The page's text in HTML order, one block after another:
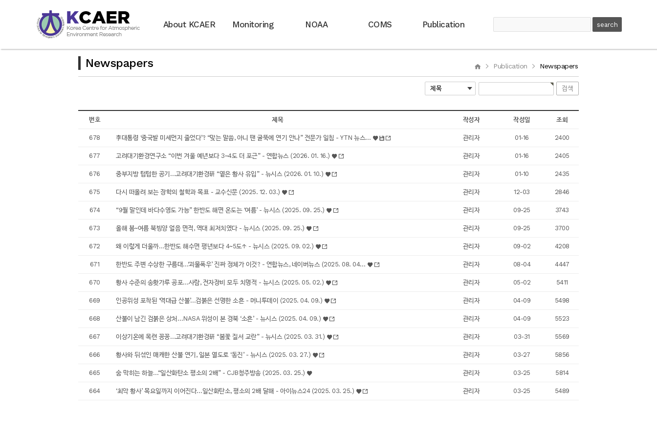
About KCAER Monitoring NOAA COMS Publication
Newspapers Publication Newspapers
번호 제목 작성자 작성일 조회
678 李대통령 ‘중국발 미세먼지 줄었다’? “맞는 말씀, 아니 땐 굴뚝에 연기 안나” 전문가 일침 - YTN 뉴스… 관리자 01-16 2400
677 고려대기환경연구소 “이번 겨울 예년보다 3~4도 더 포근” - 연합뉴스 (2026. 01. 16.) 관리자 01-16 2405
676 중부지방 텁텁한 공기…고려대기환경硏 “옅은 황사 유입” - 뉴시스 (2026. 01. 10.) 관리자 01-10 2435
675 다시 떠올려 보는 장학의 철학과 목표 - 교수신문 (2025. 12. 03.) 관리자 12-03 2846
674 “9월 말인데 바다수영도 가능” 한반도 해면 온도는 ‘여름’ - 뉴시스 (2025. 09. 25.) 관리자 09-25 3743
673 올해 봄~여름 북빙양 얼음 면적, 역대 최저치였다 - 뉴시스 (2025. 09. 25.) 관리자 09-25 3700
672 왜 이렇게 더울까…한반도 해수면 평년보다 4~5도↑ - 뉴시스 (2025. 09. 02.) 관리자 09-02 4208
671 한반도 주변 수상한 구름대…‘괴물폭우’ 진짜 정체가 이것? - 연합뉴스, 네이버뉴스 (2025. 08. 04… 관리자 08-04 4447
670 황사 수준의 송홧가루 공포…사람, 전자장비 모두 치명적 - 뉴시스 (2025. 05. 02.) 관리자 05-02 5411
669 인공위성 포착된 ‘역대급 산불’…검붉은 선명한 소흔 - 머니투데이 (2025. 04. 09.) 관리자 04-09 5498
668 산불이 남긴 검붉은 상처…NASA 위성이 본 경북 ‘소흔’ - 뉴시스 (2025. 04. 09.) 관리자 04-09 5523
667 이상기온에 목련 꽁꽁…고려대기환경硏 “봄꽃 질서 교란” - 뉴시스 (2025. 03. 31.) 관리자 03-31 5569
666 황사와 뒤섞인 매캐한 산불 연기, 일본 열도로 ‘동진’ - 뉴시스 (2025. 03. 27.) 관리자 03-27 5856
665 숨 막히는 하늘…“일산화탄소 평소의 2배” - CJB청주방송 (2025. 03. 25.) 관리자 03-25 5814
664 ‘최악 황사’ 목요일까지 이어진다…일산화탄소, 평소의 2배 달해 - 아이뉴스24 (2025. 03. 25.) 관리자 03-25 5489